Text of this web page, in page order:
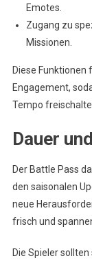
Emotes.
Zugang zu
Missionen.
Diese
Engagement,
Tempo
Dauer
Der Battle Pass
den saisonalen
neue
frisch und
Die Spieler